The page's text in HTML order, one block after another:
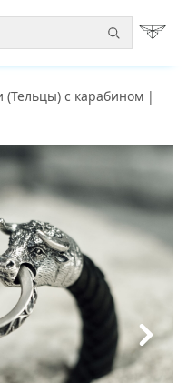
(Тельцы) с карабином |